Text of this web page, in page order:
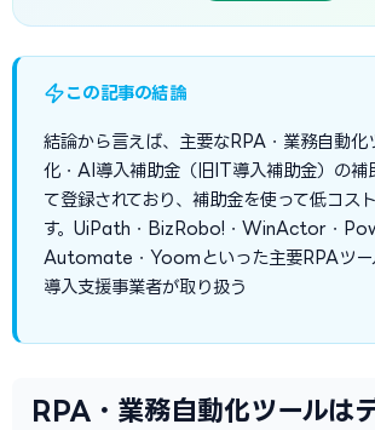
この記事の結論
結論から言えば、主要なRPA・業務自動化
化・AI導入補助金（旧IT導入補助金）の補
て登録されており、補助金を使って低コス
す。UiPath・BizRobo!・WinActor・
Automate・Yoomといった主要RPAツー
導入支援事業者が取り扱う
RPA・業務自動化ツールは